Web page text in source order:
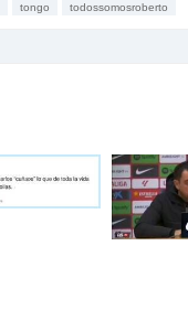
tongo todossomosroberto